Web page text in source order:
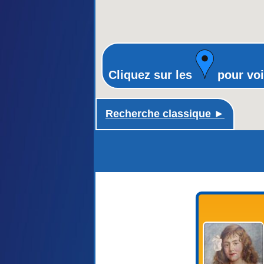
Recherche classique ►
Cliquez sur les pour